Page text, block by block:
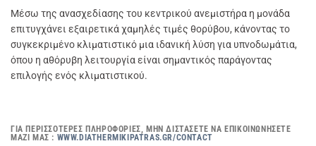
Μέσω της ανασχεδίασης του κεντρικού ανεμιστήρα η μονάδα
επιτυγχάνει εξαιρετικά χαμηλές τιμές θορύβου, κάνοντας το
συγκεκριμένο κλιματιστικό μια ιδανική λύση για υπνοδωμάτια,
όπου η αθόρυβη λειτουργία είναι σημαντικός παράγοντας
επιλογής ενός κλιματιστικού.
ΓΙΑ ΠΕΡΙΣΣΌΤΕΡΕΣ ΠΛΗΡΟΦΟΡΊΕΣ, ΜΗΝ ΔΙΣΤΆΣΕΤΕ ΝΑ ΕΠΙΚΟΙΝΩΝΉΣΕΤΕ
ΜΑΖΊ ΜΑΣ : WWW.DIATHERMIKIPATRAS.GR/CONTACT